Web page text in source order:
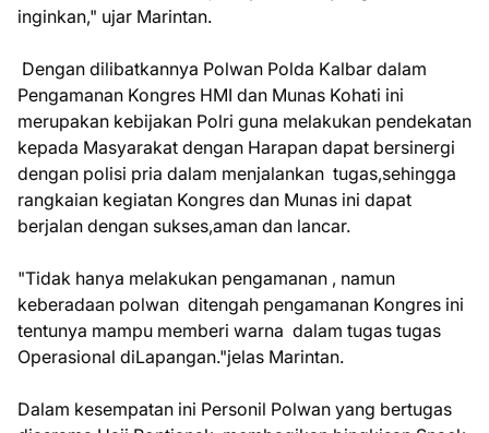
inginkan," ujar Marintan.
Dengan dilibatkannya Polwan Polda Kalbar dalam
Pengamanan Kongres HMI dan Munas Kohati ini
merupakan kebijakan Polri guna melakukan pendekatan
kepada Masyarakat dengan Harapan dapat bersinergi
dengan polisi pria dalam menjalankan tugas,sehingga
rangkaian kegiatan Kongres dan Munas ini dapat
berjalan dengan sukses,aman dan lancar.
"Tidak hanya melakukan pengamanan , namun
keberadaan polwan ditengah pengamanan Kongres ini
tentunya mampu memberi warna dalam tugas tugas
Operasional diLapangan."jelas Marintan.
Dalam kesempatan ini Personil Polwan yang bertugas